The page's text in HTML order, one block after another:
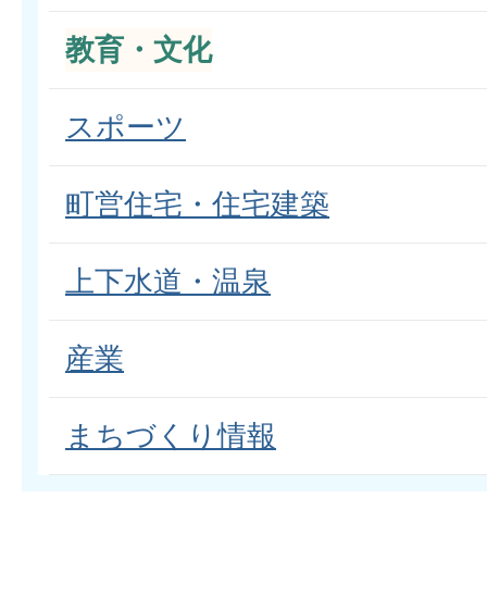
教育・文化
スポーツ
町営住宅・住宅建築
上下水道・温泉
産業
まちづくり情報